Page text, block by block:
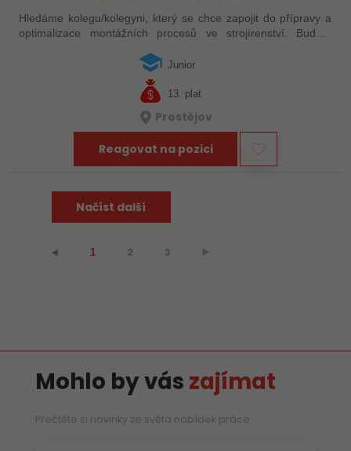
Hledáme kolegu/kolegyni, který se chce zapojit do přípravy a
optimalizace montážních procesů ve strojírenství. Budete
výrobě a spolupracovat…
Junior
13. plat
Prostějov
Reagovat na pozici
Načíst další
⯇ 1 2 3 ⯈
Mohlo by vás zajímat
Přečtěte si novinky ze světa nabídek práce